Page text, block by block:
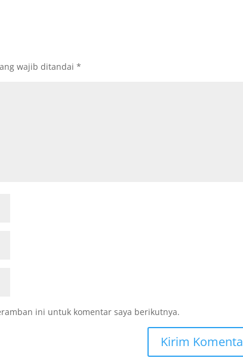
wajib ditandai*
ini untuk komentar saya berikutnya.